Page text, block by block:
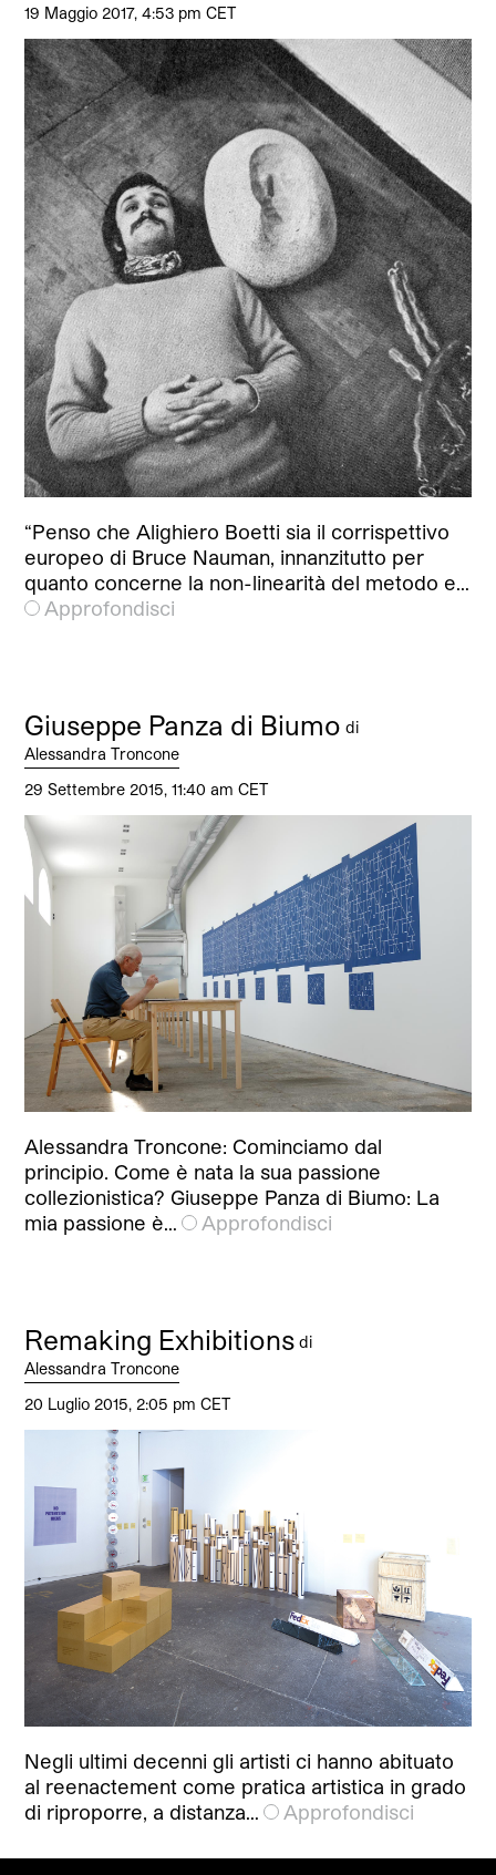
19 Maggio 2017, 4:53 pm CET
“Penso che Alighiero Boetti sia il corrispettivo
europeo di Bruce Nauman, innanzitutto per
quanto concerne la non-linearità del metodo e…
Approfondisci
Giuseppe Panza di Biumo di
Alessandra Troncone
29 Settembre 2015, 11:40 am CET
Alessandra Troncone: Cominciamo dal
principio. Come è nata la sua passione
collezionistica? Giuseppe Panza di Biumo: La
mia passione è…
Approfondisci
Remaking Exhibitions di
Alessandra Troncone
20 Luglio 2015, 2:05 pm CET
Negli ultimi decenni gli artisti ci hanno abituato
al reenactement come pratica artistica in grado
di riproporre, a distanza…
Approfondisci